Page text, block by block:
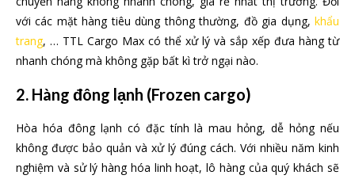
với các mặt hàng tiêu dùng thông thường, đồ gia dụng, khẩu
trang, … TTL Cargo Max có thể xử lý và sắp xếp đưa hàng từ
nhanh chóng mà không gặp bất kì trở ngại nào.
2. Hàng đông lạnh (Frozen cargo)
Hòa hóa đông lạnh có đặc tính là mau hỏng, dễ hỏng nếu
không được bảo quản và xử lý đúng cách. Với nhiều năm kinh
nghiệm và sử lý hàng hóa linh hoạt, lô hàng của quý khách sẽ